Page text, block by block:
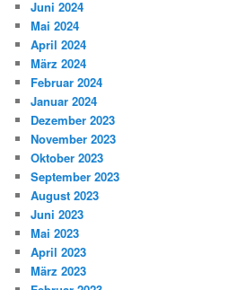
Juni 2024
Mai 2024
April 2024
März 2024
Februar 2024
Januar 2024
Dezember 2023
November 2023
Oktober 2023
September 2023
August 2023
Juni 2023
Mai 2023
April 2023
März 2023